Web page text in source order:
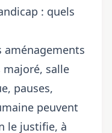
: quels
aménagements
majoré, salle
pauses,
peuvent
le justifie, à